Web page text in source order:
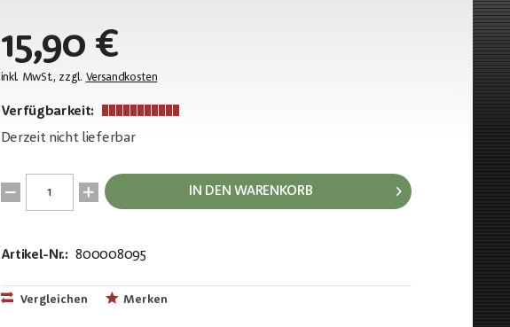
15,90 €
inkl. MwSt., zzgl. Versandkosten
Verfügbarkeit:
Derzeit nicht lieferbar
IN DEN WARENKORB
Artikel-Nr.: 800008095
Vergleichen Merken